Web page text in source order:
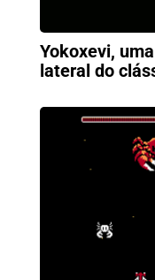
Yokoxevi,
lateral do